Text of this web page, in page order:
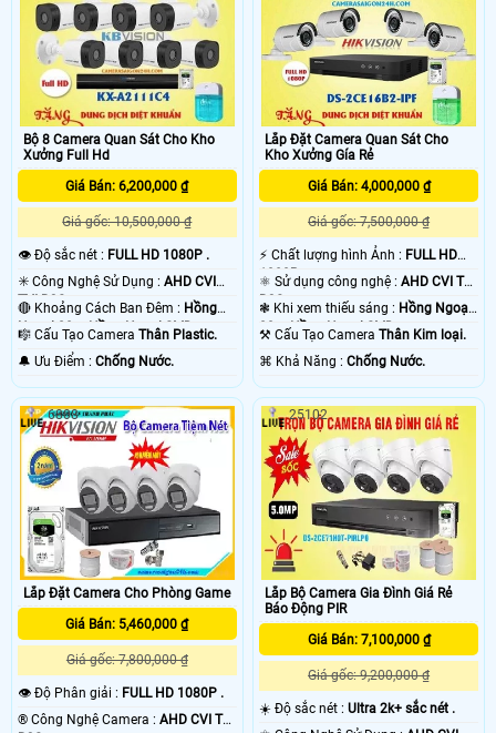
Bộ 8 Camera Quan Sát Cho Kho
Xưởng Full Hd
Giá Bán: 6,200,000 ₫
Giá gốc: 10,500,000 ₫
👁 Độ sắc nét : FULL HD 1080P .
✳️ Công Nghệ Sử Dụng : AHD CVI
TVI BCS.
🔴 Khoảng Cách Ban Đêm : Hồng
Ngoại 20m Hồng Ngoại SMD.
🎼️ Cấu Tạo Camera Thân Plastic.
️🔔 Ưu Điểm : Chống Nước.
Lắp Đặt Camera Quan Sát Cho
Kho Xưởng Gía Rẻ
Giá Bán: 4,000,000 ₫
Giá gốc: 7,500,000 ₫
️⚡ Chất lượng hình Ảnh : FULL HD
1080P .
⚛️ Sử dụng công nghệ :AHD CVI TVI
BCS.
❃ Khi xem thiếu sáng : Hồng Ngoại
20m Hồng Ngoại SMD.
⚒ Cấu Tạo CameraThân Kim loại.
️⌘ Khả Năng :Chống Nước.
Lắp Đặt Camera Cho Phòng Game
Giá Bán: 5,460,000 ₫
Giá gốc: 7,800,000 ₫
👁 Độ Phân giải : FULL HD 1080P .
®️ Công Nghệ Camera : AHD CVI TVI
6808
Lắp Bộ Camera Gia Đình Giá Rẻ
Báo Động PIR
Giá Bán: 7,100,000 ₫
Giá gốc: 9,200,000 ₫
☀️ Độ sắc nét :Ultra 2k+ sắc nét .
25102